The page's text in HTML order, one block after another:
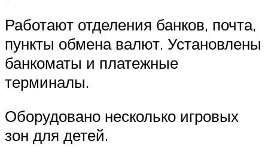
Работают отделения банков, почта,
пункты обмена валют. Установлены
банкоматы и платежные
терминалы.
Оборудовано несколько игровых
зон для детей.